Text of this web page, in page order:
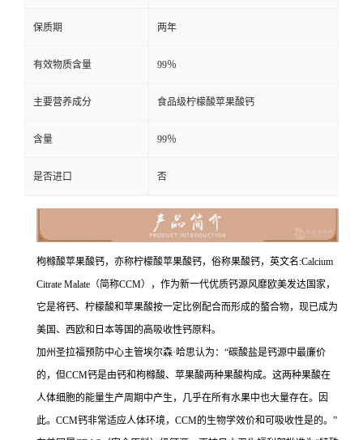
保质期 两年
有效物质含量 99％
主要营养成分 食品级柠檬酸苹果酸钙
含量 99％
是否进口 否
枸橼酸苹果酸钙，亦称柠檬酸苹果酸钙，俗称果酸钙，英文名:Calcium
Citrate Malate（简称CCM），作为新一代优质钙源风靡欧美发达国家，
它是将钙、柠檬酸和苹果酸按一定比例配合而形成的螯合物，现已成为
美国、西欧和日本等国的高吸收性钙原料。
加州圣拉福预防中心主管埃尔森·哈思认为：“碳酸盐是钙源中最廉价
的，但CCM钙是由钙和枸橼酸、苹果酸两种果酸构成。这两种果酸在
人体细胞的能量生产周期中产生，几乎在所有水果中也大量存在。因
此。CCM钙非常适应人体环境，CCM的生物学效价和可吸收性是的。”